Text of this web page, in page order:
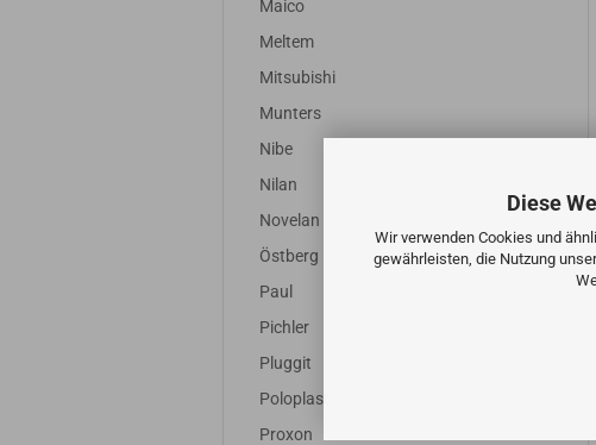
Diese
Wir verwenden Cookies und
gewährleisten, die Nutzung
Maico
Meltem
Mitsubishi
Munters
Nibe
Nilan
Novelan
Östberg
Paul
Pichler
Pluggit
Poloplast
Proxon